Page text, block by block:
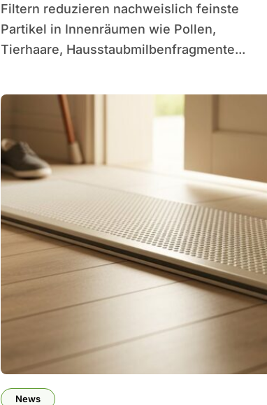
Filtern reduzieren nachweislich feinste
Partikel in Innenräumen wie Pollen,
Tierhaare, Hausstaubmilbenfragmente...
News